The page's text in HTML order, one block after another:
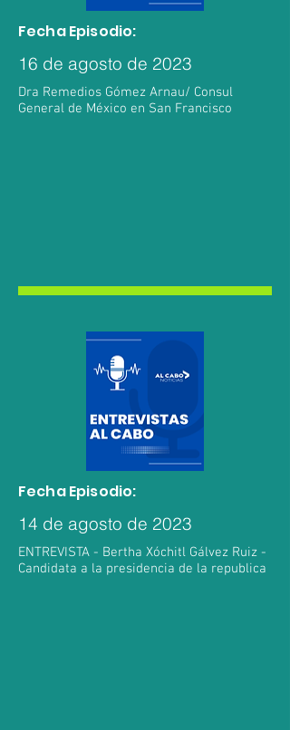
Fecha Episodio:
16 de agosto de 2023
Dra Remedios Gómez Arnau/ Consul
General de México en San Francisco
Fecha Episodio:
14 de agosto de 2023
ENTREVISTA - Bertha Xóchitl Gálvez Ruiz -
Candidata a la presidencia de la republica